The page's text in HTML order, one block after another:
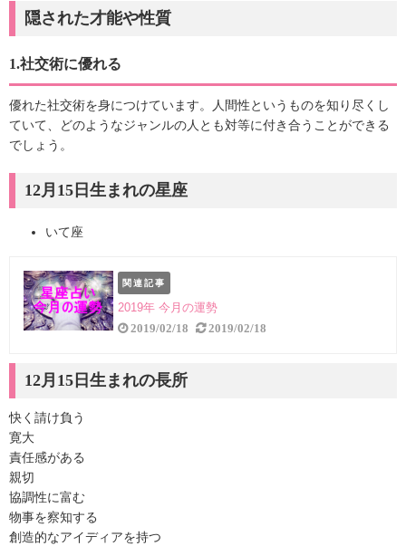
隠された才能や性質
1.社交術に優れる
優れた社交術を身につけています。人間性というものを知り尽くし
ていて、どのようなジャンルの人とも対等に付き合うことができる
でしょう。
12月15日生まれの星座
いて座
関連記事
2019年 今月の運勢
2019/02/18 2019/02/18
12月15日生まれの長所
快く請け負う
寛大
責任感がある
親切
協調性に富む
物事を察知する
創造的なアイディアを持つ